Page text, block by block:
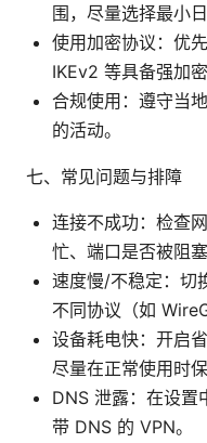
围，尽量选择最小
使用加密协议：优
IKEv2 等具备强加密
合规使用：遵守当
的活动。
七、常见问题与排障
连接不成功：检查
忙、端口是否被阻
速度慢/不稳定：切
不同协议（如
设备耗电快：开启
尽量在正常使用时
DNS 泄露：在设置
带 DNS 的 VPN。